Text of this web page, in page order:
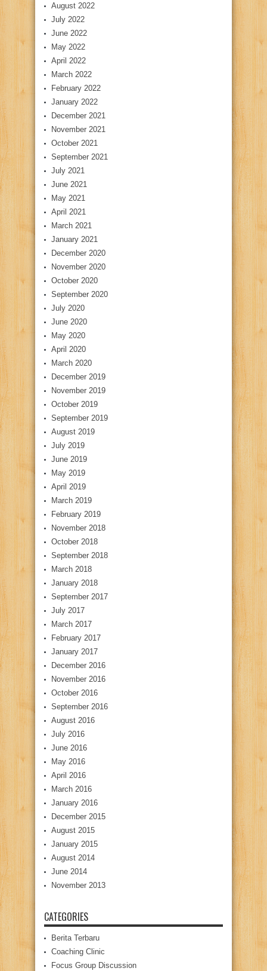
August 2022
July 2022
June 2022
May 2022
April 2022
March 2022
February 2022
January 2022
December 2021
November 2021
October 2021
September 2021
July 2021
June 2021
May 2021
April 2021
March 2021
January 2021
December 2020
November 2020
October 2020
September 2020
July 2020
June 2020
May 2020
April 2020
March 2020
December 2019
November 2019
October 2019
September 2019
August 2019
July 2019
June 2019
May 2019
April 2019
March 2019
February 2019
November 2018
October 2018
September 2018
March 2018
January 2018
September 2017
July 2017
March 2017
February 2017
January 2017
December 2016
November 2016
October 2016
September 2016
August 2016
July 2016
June 2016
May 2016
April 2016
March 2016
January 2016
December 2015
August 2015
January 2015
August 2014
June 2014
November 2013
CATEGORIES
Berita Terbaru
Coaching Clinic
Focus Group Discussion